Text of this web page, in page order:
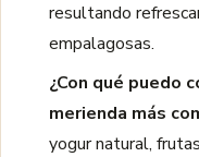
resultando
empalagosas.
¿Con qué puedo
merienda más
yogur natural,